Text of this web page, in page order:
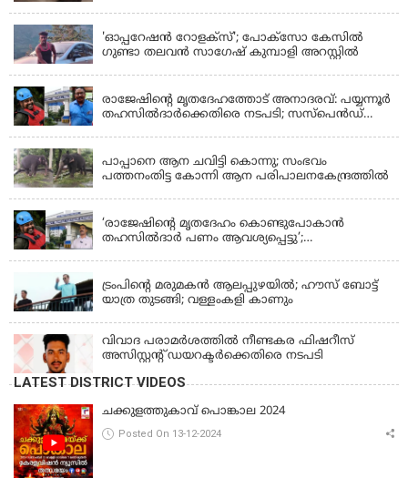
'ഓപ്പറേഷൻ റോളക്സ്'; പോക്സോ കേസിൽ
ഗുണ്ടാ തലവൻ സാഗേഷ് കുമ്പാളി അറസ്റ്റിൽ
രാജേഷിന്റെ മൃതദേഹത്തോട് അനാദരവ്: പയ്യന്നൂർ
തഹസിൽദാർക്കെതിരെ നടപടി; സസ്പെൻഡ്
പാപ്പാനെ ആന ചവിട്ടി കൊന്നു; സംഭവം
പത്തനംതിട്ട കോന്നി ആന പരിപാലനകേന്ദ്രത്തിൽ
‘രാജേഷിന്‍റെ മൃതദേഹം കൊണ്ടുപോകാന്‍
തഹസില്‍ദാര്‍ പണം ആവശ്യപ്പെട്ടു’;
ട്രംപിന്റെ മരുമകന്‍ ആലപ്പുഴയില്‍; ഹൗസ് ബോട്ട്
യാത്ര തുടങ്ങി; വള്ളംകളി കാണും
വിവാദ പരാമര്‍ശത്തില്‍ നീണ്ടകര ഫിഷറീസ്
അസിസ്റ്റന്റ് ഡയറക്ടര്‍ക്കെതിരെ നടപടി
LATEST DISTRICT VIDEOS
ചക്കുളത്തുകാവ് പൊങ്കാല 2024
Posted On 13-12-2024